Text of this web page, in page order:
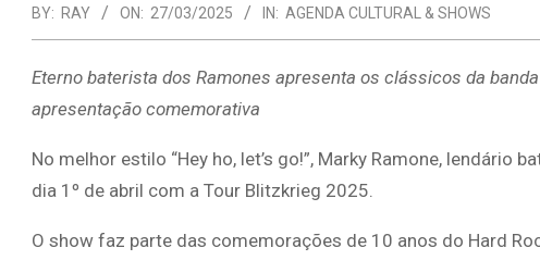
BY: RAY ON: 27/03/2025 IN: AGENDA CULTURAL & SHOWS
Eterno baterista dos Ramones apresenta os clássicos da
apresentação comemorativa
No melhor estilo “Hey ho, let’s go!”, Marky Ramone, lendário
dia 1º de abril com a Tour Blitzkrieg 2025.
O show faz parte das comemorações de 10 anos do Hard